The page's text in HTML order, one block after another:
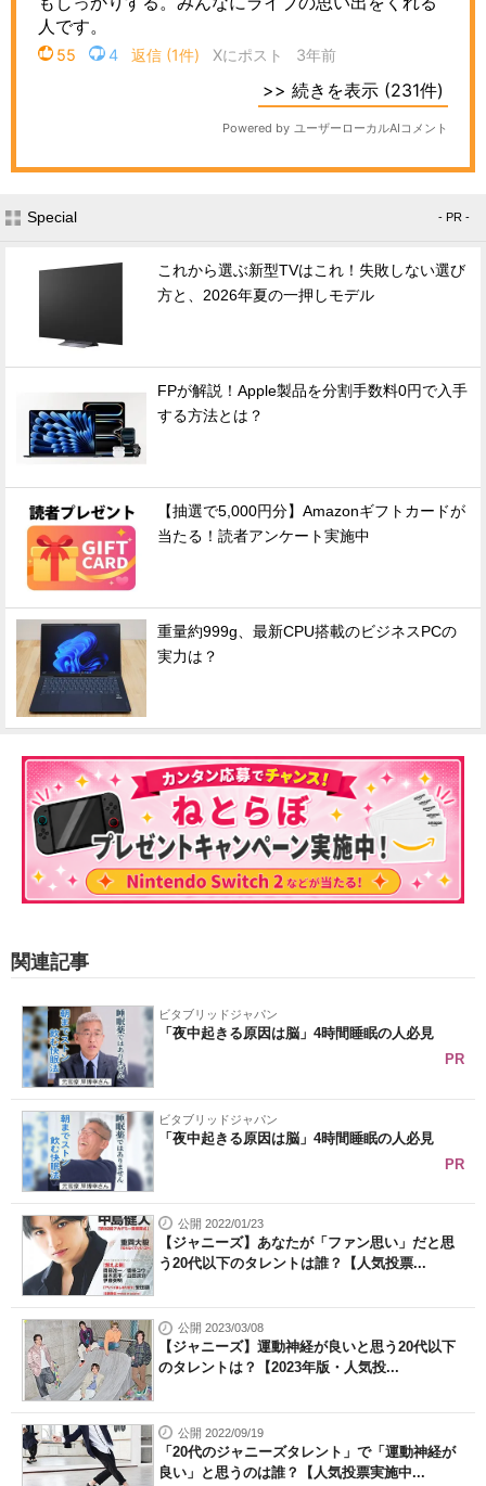
Special - PR -
これから選ぶ新型TVはこれ！失敗しない選び
方と、2026年夏の一押しモデル
FPが解説！Apple製品を分割手数料0円で入手
する方法とは？
【抽選で5,000円分】Amazonギフトカードが
当たる！読者アンケート実施中
重量約999g、最新CPU搭載のビジネスPCの
実力は？
関連記事
ビタブリッドジャパン
「夜中起きる原因は脳」4時間睡眠の人必見
PR
ビタブリッドジャパン
「夜中起きる原因は脳」4時間睡眠の人必見
PR
公開 2022/01/23
【ジャニーズ】あなたが「ファン思い」だと思
う20代以下のタレントは誰？【人気投票...
公開 2023/03/08
【ジャニーズ】運動神経が良いと思う20代以下
のタレントは？【2023年版・人気投...
公開 2022/09/19
「20代のジャニーズタレント」で「運動神経が
良い」と思うのは誰？【人気投票実施中...